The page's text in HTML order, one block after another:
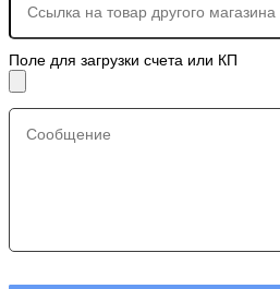
Поле для загрузки счета или КП